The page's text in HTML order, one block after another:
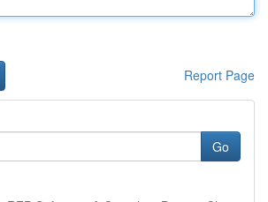
Report Page
Go